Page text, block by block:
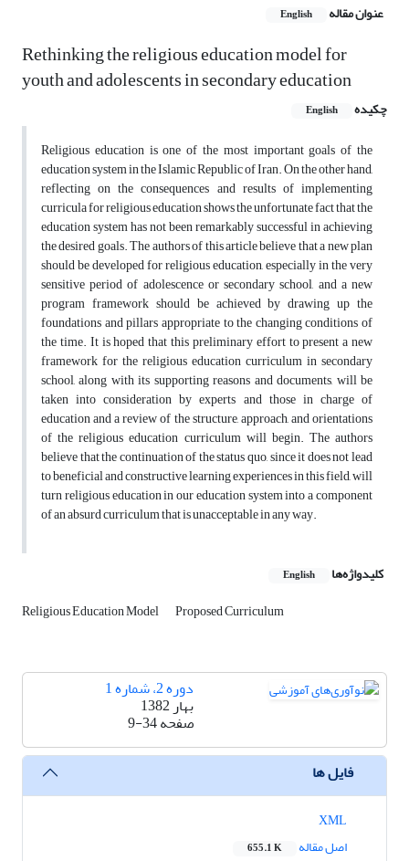
عنوان مقاله English
Rethinking the religious education model for
youth and adolescents in secondary education
چکیده English
Religious education is one of the most important goals of the
education system in the Islamic Republic of Iran. On the other hand,
reflecting on the consequences and results of implementing
curricula for religious education shows the unfortunate fact that the
education system has not been remarkably successful in achieving
the desired goals. The authors of this article believe that a new plan
should be developed for religious education, especially in the very
sensitive period of adolescence or secondary school, and a new
program framework should be achieved by drawing up the
foundations and pillars appropriate to the changing conditions of
the time. It is hoped that this preliminary effort to present a new
framework for the religious education curriculum in secondary
school, along with its supporting reasons and documents, will be
taken into consideration by experts and those in charge of
education and a review of the structure, approach, and orientations
of the religious education curriculum will begin. The authors
believe that the continuation of the status quo, since it does not lead
to beneficial and constructive learning experiences in this field, will
turn religious education in our education system into a component
of an absurd curriculum that is unacceptable in any way.
کلیدواژه‌ها English
Religious Education Model Proposed Curriculum
دوره 2، شماره 1
بهار 1382
صفحه9-34
فایل ها
اصل مقاله
655.1 K